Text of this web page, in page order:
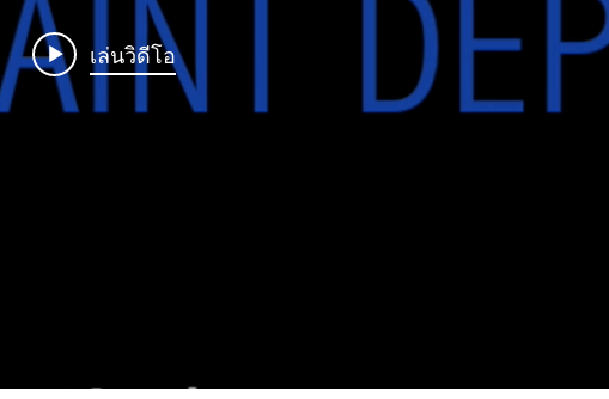
เล่นวิดีโอ